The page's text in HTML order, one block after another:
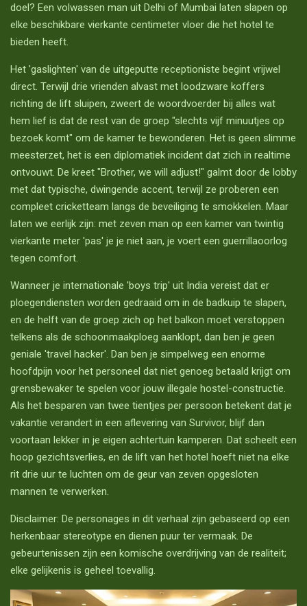
doel? Een volwassen man uit Delhi of Mumbai laten slapen op
elke beschikbare vierkante centimeter vloer die het hotel te
bieden heeft.
Het 'gaslighten' van de uitgeputte receptioniste begint vrijwel
direct. Terwijl drie vrienden alvast met loodzware koffers
richting de lift sluipen, zweert de woordvoerder bij alles wat
hem lief is dat de rest van de groep "slechts vijf minuutjes op
bezoek komt" om de kamer te bewonderen. Het is geen slimme
meesterzet, het is een diplomatiek incident dat zich in realtime
ontvouwt. De kreet "Brother, we will adjust!" galmt door de lobby
met dat typische, dwingende accent, terwijl ze proberen een
compleet cricketteam langs de beveiliging te smokkelen. Maar
laten we eerlijk zijn: met zeven man op een kamer van twintig
vierkante meter 'pas' je je niet aan, je voert een guerrillaoorlog
tegen comfort.
Wanneer je internationale 'boys trip' uit India vereist dat er
ploegendiensten worden gedraaid om in de badkuip te slapen,
en de helft van de groep zich op het balkon moet verstoppen
telkens als de schoonmaakploeg aanklopt, dan ben je geen
geniale 'travel hacker'. Dan ben je simpelweg een enorme
hoofdpijn voor het personeel dat niet genoeg betaald krijgt om
grensbewaker te spelen voor jouw illegale hostel-constructie.
Als het besparen van twee tientjes per persoon betekent dat je
vakantie verandert in een aflevering van Survivor, blijf dan
voortaan lekker in je eigen achtertuin kamperen. Dat scheelt een
hoop gezichtsverlies, en de lift van het hotel hoeft niet na elke
rit drie uur te luchten om de geur van zeven opgesloten
mannen te verwerken.
Disclaimer: De personages in dit verhaal zijn gebaseerd op een
herkenbaar stereotype en dienen puur ter vermaak. De
gebeurtenissen zijn een komische overdrijving van de realiteit;
elke gelijkenis is geheel toevallig.